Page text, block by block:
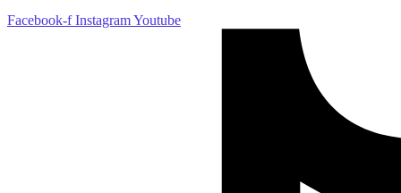
Facebook-f InstagramYoutube